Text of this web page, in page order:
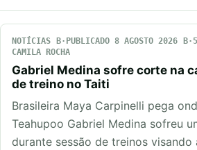
NOTÍCIAS PUBLICADO 8 AGOSTO 2026
CAMILA ROCHA
Gabriel Medina sofre corte na
de treino no Taiti
Brasileira Maya Carpinelli pega
Teahupoo Gabriel Medina sofreu
durante sessão de treinos